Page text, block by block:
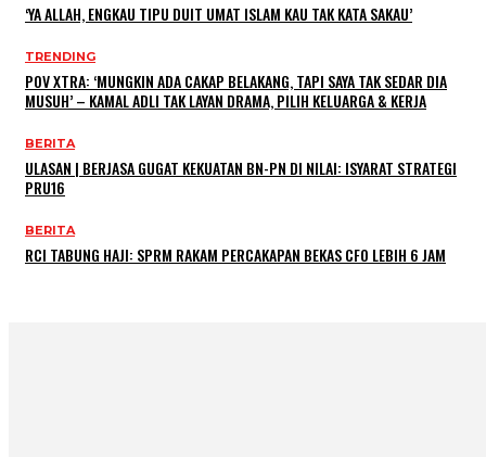
‘YA ALLAH, ENGKAU TIPU DUIT UMAT ISLAM KAU TAK KATA SAKAU’
TRENDING
POV XTRA: ‘MUNGKIN ADA CAKAP BELAKANG, TAPI SAYA TAK SEDAR DIA
MUSUH’ – KAMAL ADLI TAK LAYAN DRAMA, PILIH KELUARGA & KERJA
BERITA
ULASAN | BERJASA GUGAT KEKUATAN BN-PN DI NILAI: ISYARAT STRATEGI
PRU16
BERITA
RCI TABUNG HAJI: SPRM RAKAM PERCAKAPAN BEKAS CFO LEBIH 6 JAM